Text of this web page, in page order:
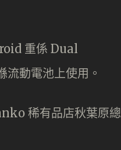
重係 Dual
動電池上使用。
稀有品店秋葉原總